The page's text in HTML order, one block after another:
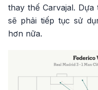
thay thế Carvajal.
sẽ phải tiếp tục sử
hơn nữa.